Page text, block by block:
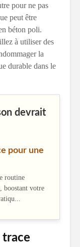
pour ne pas
peut être
béton poli.
à utiliser des
la
durable dans le
devrait
pour une
routine
boostant votre
trace